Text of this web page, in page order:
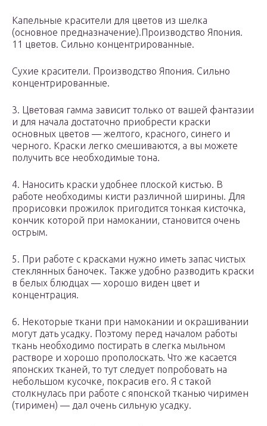
Капельные красители для цветов из шелка
(основное предназначение).Производство Япония.
11 цветов. Сильно концентрированные.
Сухие красители. Производство Япония. Сильно
концентрированные.
3. Цветовая гамма зависит только от вашей фантазии
и для начала достаточно приобрести краски
основных цветов — желтого, красного, синего и
черного. Краски легко смешиваются, а вы можете
получить все необходимые тона.
4. Наносить краски удобнее плоской кистью. В
работе необходимы кисти различной ширины. Для
прорисовки прожилок пригодится тонкая кисточка,
кончик которой при намокании, становится очень
острым.
5. При работе с красками нужно иметь запас чистых
стеклянных баночек. Также удобно разводить краски
в белых блюдцах — хорошо виден цвет и
концентрация.
6. Некоторые ткани при намокании и окрашивании
могут дать усадку. Поэтому перед началом работы
ткань необходимо постирать в слегка мыльном
растворе и хорошо прополоскать. Что же касается
японских тканей, то тут следует попробовать на
небольшом кусочке, покрасив его. Я с такой
столкнулась при работе с японской тканью чиримен
(тиримен) — дал очень сильную усадку.